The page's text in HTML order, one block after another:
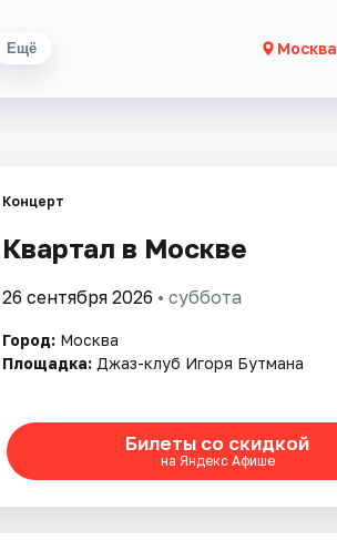
Ещё Москва
Концерт
Квартал в Москве
26 сентября 2026 • суббота
Город: Москва
Площадка: Джаз-клуб Игоря Бутмана
Билеты со скидкой
на Яндекс Афише